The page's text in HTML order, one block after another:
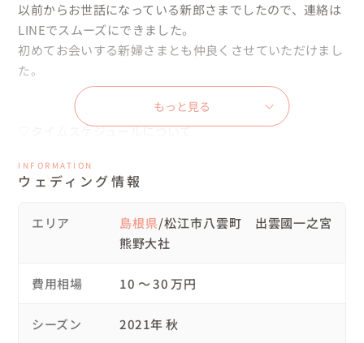
以前からお世話になっている新郎さまでしたので、連絡は
LINEでスムーズにできました。
初めてお会いする新婦さまとも仲良くさせていただけまし
た。
▽タイムスケジュールについて
10:00　集合・着付けヘアメイク開始
13:00　神社へ到着・撮影
15:00　ご自宅にて撮影
16:00　撮影終了・一緒に片付け
ロケーション撮影中、風などでヘアセットが乱れてしまう
人で担当しているため、こまめにお直しすることができ、
もっと見る
INFORMATION
ウェディング情報
エリア 島根県/松江市八雲町 出雲國一之宮
熊野大社
費用相場 10 〜 30 万円
シーズン 2021年 秋